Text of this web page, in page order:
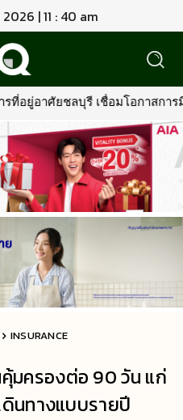
| 11 : 40 am
กาสการมีบ้านคุณภาพ รองรับกา
INSURANCE
คุ้มครองต่อ 90 วัน แก่
นทางแบบรายปี